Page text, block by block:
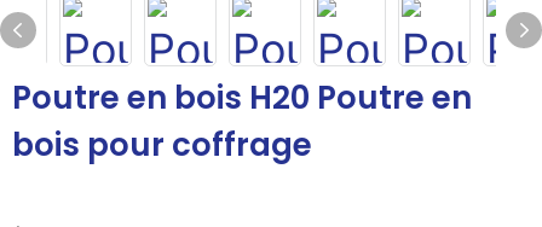
Poutre en bois H20 Poutre en
bois pour coffrage